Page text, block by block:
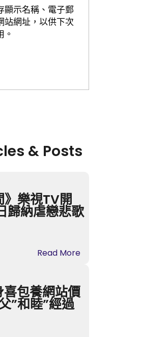
顯示名稱、電子郵
站網址，以供下次
& Posts
》樂視TV開
歸納虐戀悲歌
Read More:
的
時
喜包養網站價
”和睦”經過